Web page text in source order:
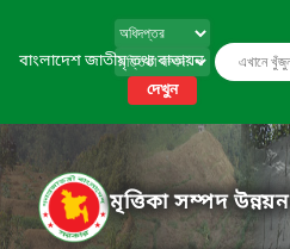
বাংলাদেশ জাতীয় তথ্য বাতায়ন
দেখুন
মৃত্তিকা সম্পদ